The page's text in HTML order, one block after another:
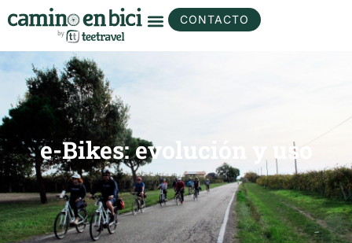
CONTACTO
e-Bikes: evolución y uso